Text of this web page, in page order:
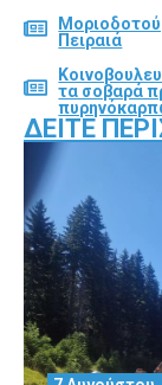
Πειραιά
τα σοβαρά
ΔΕΊΤΕ